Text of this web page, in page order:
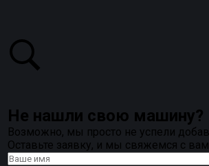
Не нашли свою машину?
Возможно, мы просто не успели
Оставьте заявку, и мы свяжемся с